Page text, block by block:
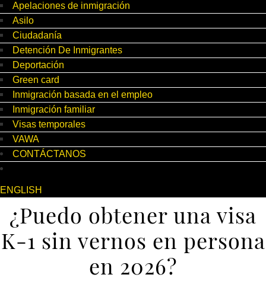
Apelaciones de inmigración
Asilo
Ciudadanía
Detención De Inmigrantes
Deportación
Green card
Inmigración basada en el empleo
Inmigración familiar
Visas temporales
VAWA
CONTÁCTANOS
ENGLISH
¿Puedo obtener una visa
K-1 sin vernos en persona
en 2026?